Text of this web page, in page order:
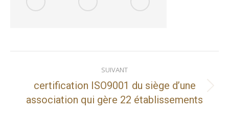
commentaire
SUIVANT
Projets
similaires
certification ISO9001 du siège d’une
association qui gère 22 établissements